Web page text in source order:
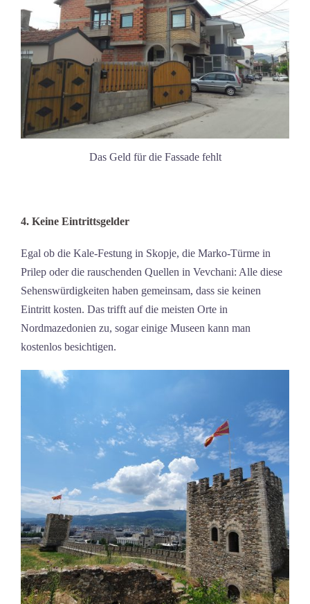
Das Geld für die Fassade fehlt
4. Keine Eintrittsgelder
Egal ob die Kale-Festung in Skopje, die Marko-Türme in
Prilep oder die rauschenden Quellen in Vevchani: Alle diese
Sehenswürdigkeiten haben gemeinsam, dass sie keinen
Eintritt kosten. Das trifft auf die meisten Orte in
Nordmazedonien zu, sogar einige Museen kann man
kostenlos besichtigen.